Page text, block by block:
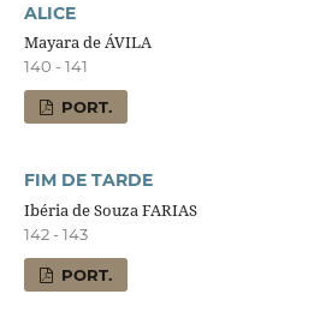
ALICE
Mayara de ÁVILA
140 - 141
PORT.
FIM DE TARDE
Ibéria de Souza FARIAS
142 - 143
PORT.